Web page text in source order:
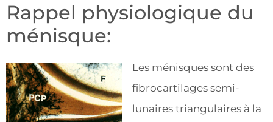
Rappel physiologique du
ménisque:
Les ménisques sont des
fibrocartilages semi-
lunaires triangulaires à la